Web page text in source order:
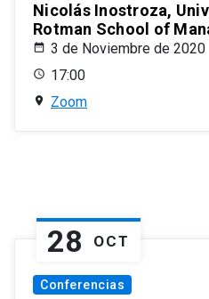
Nicolás Inostroza,
Rotman School of
3 de Noviembre de 2020
17:00
Zoom
28 OCT
Conferencias